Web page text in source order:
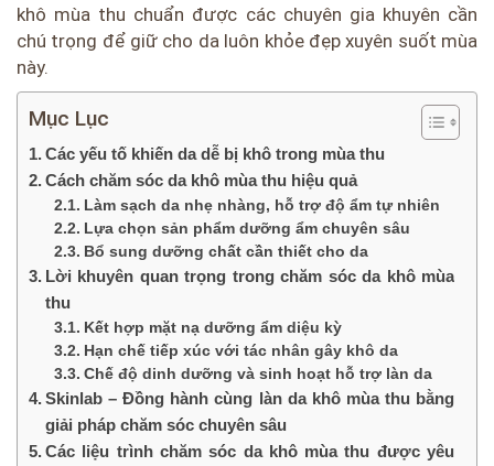
khô mùa thu chuẩn được các chuyên gia khuyên cần
chú trọng để giữ cho da luôn khỏe đẹp xuyên suốt mùa
này.
Mục Lục
Các yếu tố khiến da dễ bị khô trong mùa thu
Cách chăm sóc da khô mùa thu hiệu quả
Làm sạch da nhẹ nhàng, hỗ trợ độ ẩm tự nhiên
Lựa chọn sản phẩm dưỡng ẩm chuyên sâu
Bổ sung dưỡng chất cần thiết cho da
Lời khuyên quan trọng trong chăm sóc da khô mùa
thu
Kết hợp mặt nạ dưỡng ẩm diệu kỳ
Hạn chế tiếp xúc với tác nhân gây khô da
Chế độ dinh dưỡng và sinh hoạt hỗ trợ làn da
Skinlab – Đồng hành cùng làn da khô mùa thu bằng
giải pháp chăm sóc chuyên sâu
Các liệu trình chăm sóc da khô mùa thu được yêu